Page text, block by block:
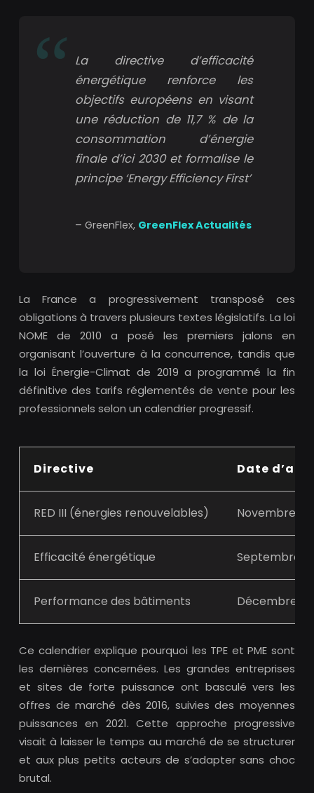
La directive d’efficacité
énergétique renforce les
objectifs européens en visant
une réduction de 11,7 % de la
consommation d’énergie
finale d’ici 2030 et formalise le
principe ‘Energy Efficiency First’
– GreenFlex, GreenFlex Actualités
La France a progressivement transposé ces
obligations à travers plusieurs textes législatifs. La loi
NOME de 2010 a posé les premiers jalons en
organisant l’ouverture à la concurrence, tandis que
la loi Énergie-Climat de 2019 a programmé la fin
définitive des tarifs réglementés de vente pour les
professionnels selon un calendrier progressif.
Directive Date
RED III (énergies renouvelables) Novembre
Efficacité énergétique Septembre
Performance des bâtiments Décembre
Ce calendrier explique pourquoi les TPE et PME sont
les dernières concernées. Les grandes entreprises
et sites de forte puissance ont basculé vers les
offres de marché dès 2016, suivies des moyennes
puissances en 2021. Cette approche progressive
visait à laisser le temps au marché de se structurer
et aux plus petits acteurs de s’adapter sans choc
brutal.